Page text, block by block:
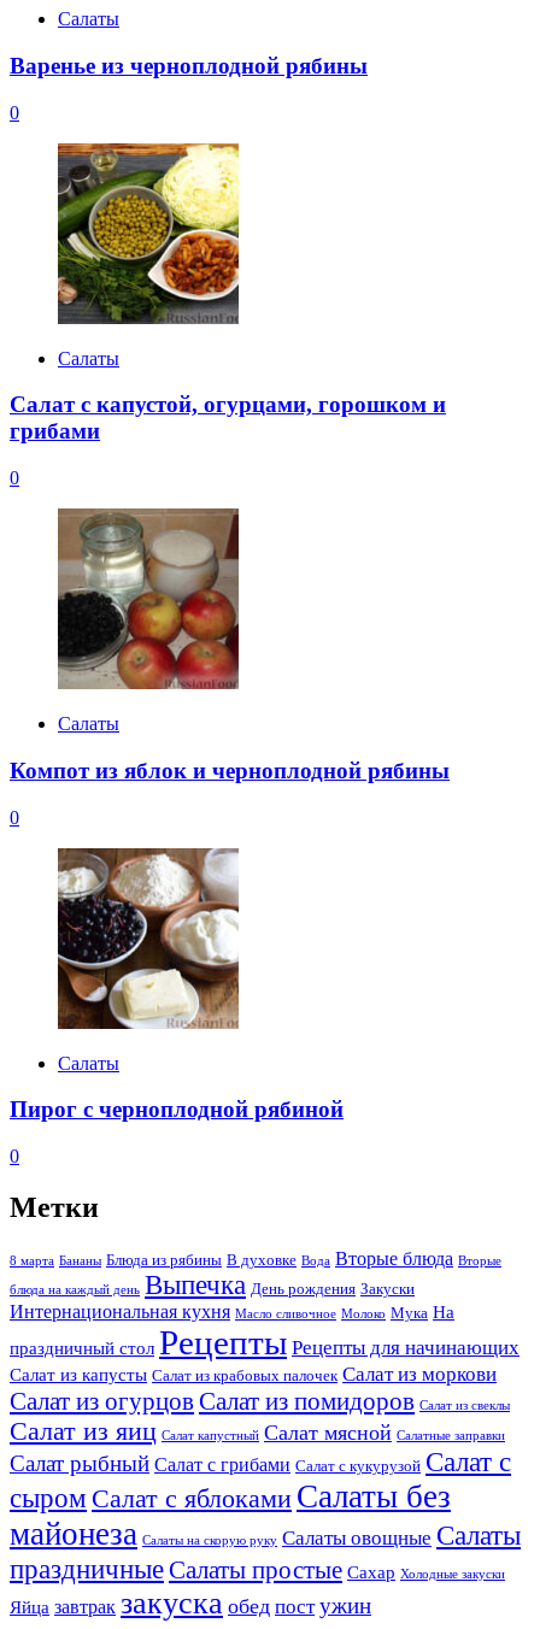
Салаты
Варенье из черноплодной рябины
0
Салаты
Салат с капустой, огурцами, горошком и
грибами
0
Салаты
Компот из яблок и черноплодной рябины
0
Салаты
Пирог с черноплодной рябиной
0
Метки
8 марта Бананы Блюда из рябины В духовке Вода Вторые блюда Вторые
блюда на каждый день Выпечка День рождения Закуски
Интернациональная кухня Масло сливочное Молоко Мука На
праздничный стол Рецепты Рецепты для начинающих
Салат из капусты Салат из крабовых палочек Салат из моркови
Салат из огурцовСалат из помидоров Салат из свеклы
Салат из яиц Салат капустный Салат мясной Салатные заправки
Салат рыбный Салат с грибами Салат с кукурузой Салат с
сыром Салат с яблоками Салаты без
майонеза Салаты на скорую руку Салаты овощные Салаты
праздничныеСалаты простые Сахар Холодные закуски
Яйца завтрак закуска обед пост ужин